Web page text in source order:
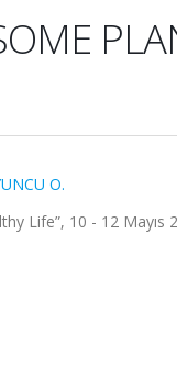
O.
Life”, 10 - 12 Mayıs